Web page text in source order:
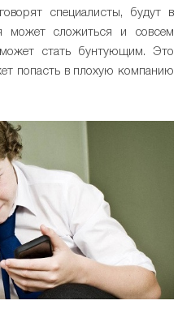
специалисты, будут в
может сложиться и совсем
стать бунтующим. Это
попасть в плохую компанию